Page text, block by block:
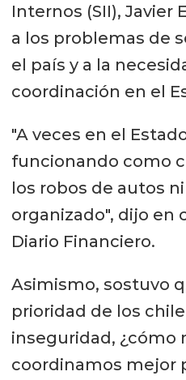
Internos (SII), Javier
a los problemas de
el país y a la
coordinación en el
"A veces en el
funcionando como
los robos de autos
organizado", dijo en
Diario Financiero.
Asimismo, sostuvo
prioridad de los
inseguridad, ¿cómo
coordinamos mejor